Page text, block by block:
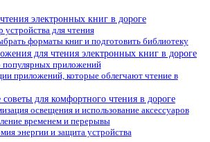
электронных книг в дороге
для чтения
форматы книг и подготовить библиотеку
для чтения электронных книг в дороге
популярных приложений
приложений, которые облегчают чтение в
советы для комфортного чтения в дороге
освещения и использование аксессуаров
временем и перерывы
энергии и защита устройства